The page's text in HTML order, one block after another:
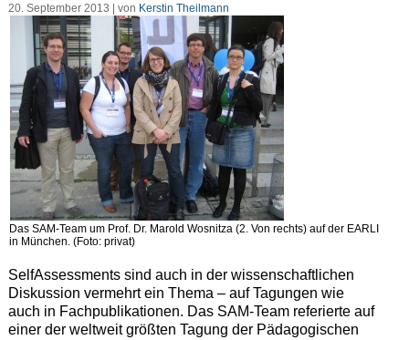
20. September 2013 | von Kerstin Theilmann
Das SAM-Team um Prof. Dr. Marold Wosnitza (2. Von rechts) auf der EARLI
in München. (Foto: privat)
SelfAssessments sind auch in der wissenschaftlichen
Diskussion vermehrt ein Thema – auf Tagungen wie
auch in Fachpublikationen. Das SAM-Team referierte auf
einer der weltweit größten Tagung der Pädagogischen